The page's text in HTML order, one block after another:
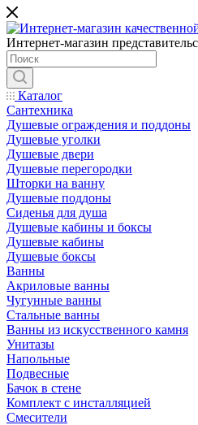
Интернет-магазин
Каталог
Сантехника
Душевые ограждения и поддоны
Душевые уголки
Душевые двери
Душевые перегородки
Шторки на ванну
Душевые поддоны
Сиденья для душа
Душевые кабины и боксы
Душевые кабины
Душевые боксы
Ванны
Акриловые ванны
Чугунные ванны
Стальные ванны
Ванны из искусственного камня
Унитазы
Напольные
Подвесные
Бачок в стене
Комплект с инсталляцией
Смесители